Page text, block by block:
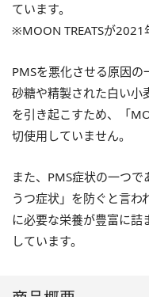
ています。
※MOON TREATSが2021
PMSを悪化させる原因
砂糖や精製された白い小
を引き起こすため、「
切使用していません。
また、PMS症状の一つ
うつ症状」を防ぐと言わ
に必要な栄養が豊富に詰
しています。